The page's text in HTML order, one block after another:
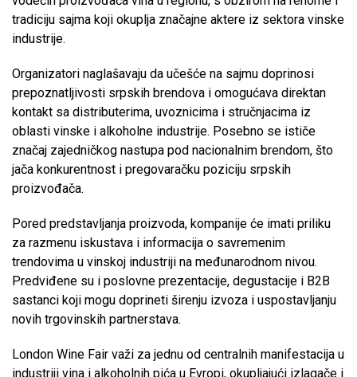
tradiciju sajma koji okuplja značajne aktere iz sektora vinske
industrije.
Organizatori naglašavaju da učešće na sajmu doprinosi
prepoznatljivosti srpskih brendova i omogućava direktan
kontakt sa distributerima, uvoznicima i stručnjacima iz
oblasti vinske i alkoholne industrije. Posebno se ističe
značaj zajedničkog nastupa pod nacionalnim brendom, što
jača konkurentnost i pregovaračku poziciju srpskih
proizvođača.
Pored predstavljanja proizvoda, kompanije će imati priliku
za razmenu iskustava i informacija o savremenim
trendovima u vinskoj industriji na međunarodnom nivou.
Predviđene su i poslovne prezentacije, degustacije i B2B
sastanci koji mogu doprineti širenju izvoza i uspostavljanju
novih trgovinskih partnerstava.
London Wine Fair važi za jednu od centralnih manifestacija u
industriji vina i alkoholnih pića u Evropi, okupljajući izlagače i